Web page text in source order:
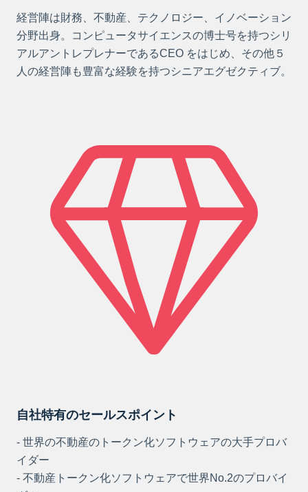
経営陣は財務、不動産、テクノロジー、イノベーション
分野出身。コンピュータサイエンスの博士号を持つシリ
アルアントレプレナーであるCEO をはじめ、その他５
人の経営陣も豊富な経験を持つシニアエグゼクティブ。
自社特有のセールスポイント
- 世界の不動産のトークン化ソフトウェアの大手プロバ
イダー
- 不動産トークン化ソフトウェアで世界No.2のプロバイ